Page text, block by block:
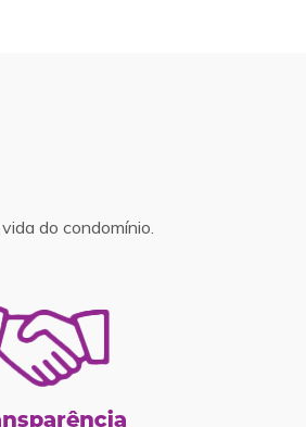
do condomínio.